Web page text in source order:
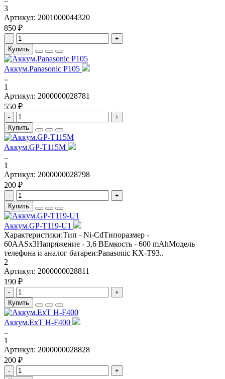
3
Артикул: 2001000044320
850 ₽
-
+
Купить
Аккум.Panasonic P105
..
1
Артикул: 2000000028781
550 ₽
-
+
Купить
Аккум.GP-T115M
..
1
Артикул: 2000000028798
200 ₽
-
+
Купить
Аккум.GP-T119-U1
Характеристики:Тип - Ni-CdТипоразмер -
60AASx3Напряжение - 3,6 ВЕмкость - 600 mAhМодель
телефона и аналог батареи:Panasonic KX-T93..
2
Артикул: 2000000028811
190 ₽
-
+
Купить
Аккум.ExT H-F400
..
1
Артикул: 2000000028828
200 ₽
-
+